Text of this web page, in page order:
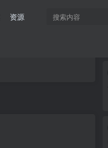
资源